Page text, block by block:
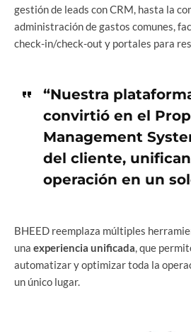
gestión de leads con CRM, hasta la
administración de gastos comunes,
check-in/check-out y portales para
“Nuestra
convirtió en el
Management
del cliente,
operación en un
BHEED reemplaza múltiples
una experiencia unificada, que
automatizar y optimizar toda la
un único lugar.